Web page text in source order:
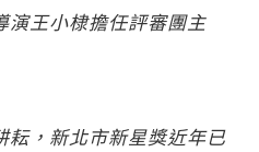
演王小棣擔任評審團主
耘，新北市新星獎近年已